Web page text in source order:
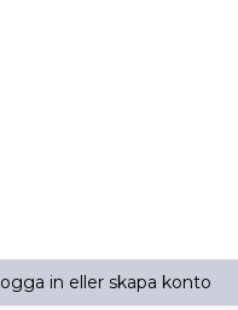
in eller skapa konto